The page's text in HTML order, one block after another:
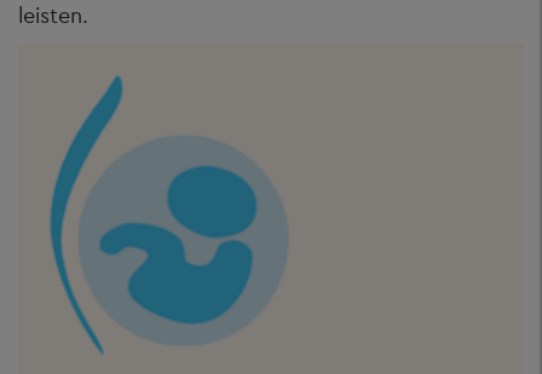
leisten.